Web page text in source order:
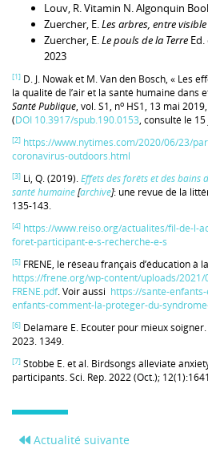
Louv, R. Vitamin N. Algonquin
Zuercher, E.Les arbres, entre
Zuercher, E.Le pouls de la Terre
2023
[1] D. J. Nowak et M. Van den Bosch, « Les
la qualité de l’air et la santé humaine dans
Santé Publique, vol. S1, no HS1,‎ 13 mai
(DOI 10.3917/spub.190.0153, consulté le
[2] https://www.nytimes.com/2020/06/23/
coronavirus-outdoors.html
[3] Li, Q. (2019).Effets des forêts et des
santé humaine[archive]: une revue de la
135-143.
[4] https://www.reiso.org/actualites/fil-de-l-
foret-participant-e-s-recherche-e-s
[5] FRENE, le réseau français d’éducation à
https://frene.org/wp-content/uploads/
FRENE.pdf. Voir aussi https://sante-
enfants-comment-la-proteger-du-
[6] Delamare E. Ecouter pour mieux
2023. 1349.
[7] Stobbe E. et al. Birdsongs alleviate
participants. Sci. Rep. 2022 (Oct.);
Actualité suivante